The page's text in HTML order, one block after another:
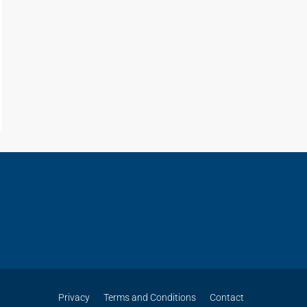
Privacy Terms and Conditions Contact